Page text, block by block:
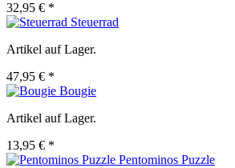
32,95 € *
Steuerrad
Artikel auf Lager.
47,95 € *
Bougie
Artikel auf Lager.
13,95 € *
Pentominos Puzzle